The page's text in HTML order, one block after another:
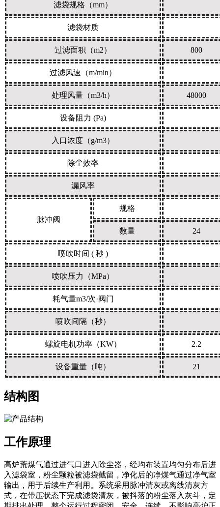
滤袋规格（mm）
滤袋材质
过滤面积（m2） 800
过滤风速（m/min）
处理风量（m3/h） 48000
设备阻力 (Pa)
入口浓度（g/m3）
除尘效率
漏风率
脉冲阀
规格
数量 24
喷吹时间 ( 秒 )
喷吹压力（MPa）
耗气量m3/次·阀门
喷吹间隔（秒）
螺旋电机功率（KW） 2.2
设备重量（吨） 21
结构图
工作原理
高炉荒煤气通过进气口进入除尘器，经均布装置均匀分布后进
入滤袋室，粉尘颗粒被滤袋截留，净化后的净煤气通过净气室
输出，用于后续生产利用。系统采用脉冲清灰或离线清灰方
式，在带压状态下完成滤袋清灰，被抖落的粉尘落入灰斗，定